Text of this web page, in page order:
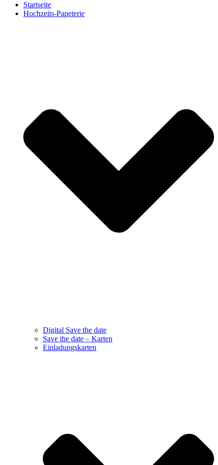
Startseite
Hochzeits-Papeterie
Digital Save the date
Save the date – Karten
Einladungskarten